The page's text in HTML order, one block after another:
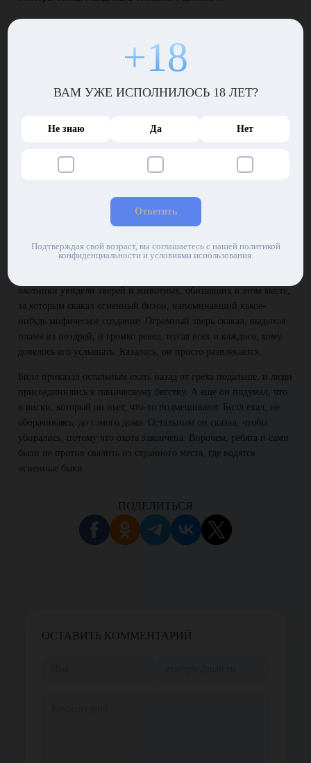
Снова на охоту
Вероятно, Билл употребил не только алкоголь, когда придумывал
чудесную легенду. Большинство людей, услышав его байку,
охотника. Впрочем, тому было плевать, главное, чтобы
В один прекрасный день к Биллу обратилась компания, которая
Явление хозяина прерии
Через некоторое время до ушей Билла донесся шум, который
тотчас услышали и все остальные – казалось, стадо зверей
охотники увидели зверей и животных, обитавших в этом месте,
за которым скакал огненный бизон, напоминавший какое-
нибудь мифическое создание. Огромный зверь скакал, выдыхая
пламя из ноздрей, и громко ревел, пугая всех и каждого, кому
довелось его услышать. Казалось, он просто развлекается.
Билл приказал остальным ехать назад от греха подальше, и люди
присоединились к паническому бегству. А еще он подумал, что
в виски, который он пьет, что-то подмешивают. Билл ехал, не
оборачиваясь, до самого дома. Остальным он сказал, чтобы
убирались, потому что охота закончена. Впрочем, ребята и сами
были не против свалить из странного места, где водятся
огненные быки.
ПОДЕЛИТЬСЯ
ОСТАВИТЬ КОММЕНТАРИЙ
+18
ВАМ УЖЕ ИСПОЛНИЛОСЬ 18 ЛЕТ?
Не знаю Да Нет
Ответить
Подтверждая свой возраст, вы соглашаетесь с нашей политикой
конфиденциальности и условиями использования.